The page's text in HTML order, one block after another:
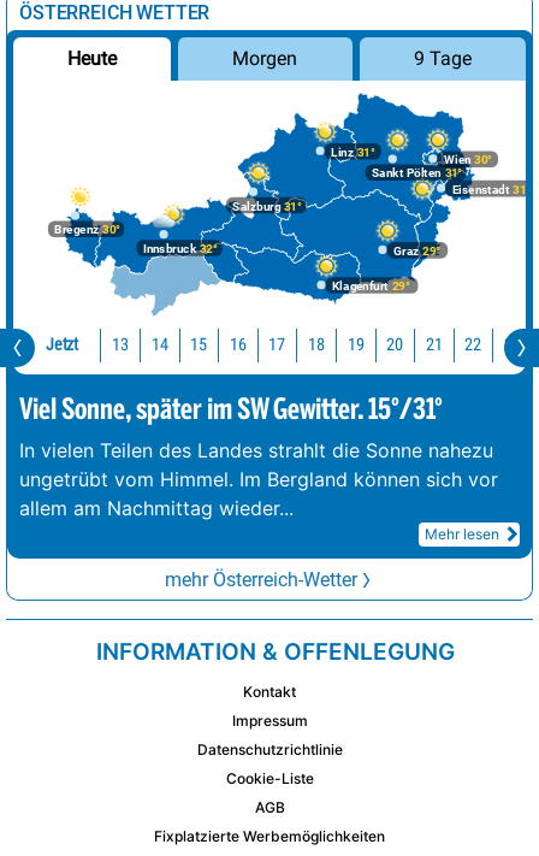
ÖSTERREICH WETTER
Heute Morgen 9 Tage
Bregenz30°
Graz29°
Innsbruck32°
Klagenfurt 29°
Linz31°
Salzburg31°
Wien 30°
Eisenstadt 31°
Sankt Pölten 31°
Jetzt 13 14 15 16 17 18 19 20 21 22 23
Viel Sonne, später im SW Gewitter. 15°/31°
In vielen Teilen des Landes strahlt die Sonne nahezu
ungetrübt vom Himmel. Im Bergland können sich vor
allem am Nachmittag wieder...
Mehr lesen
mehr Österreich-Wetter
INFORMATION & OFFENLEGUNG
Kontakt
Impressum
Datenschutzrichtlinie
Cookie-Liste
AGB
Fixplatzierte Werbemöglichkeiten